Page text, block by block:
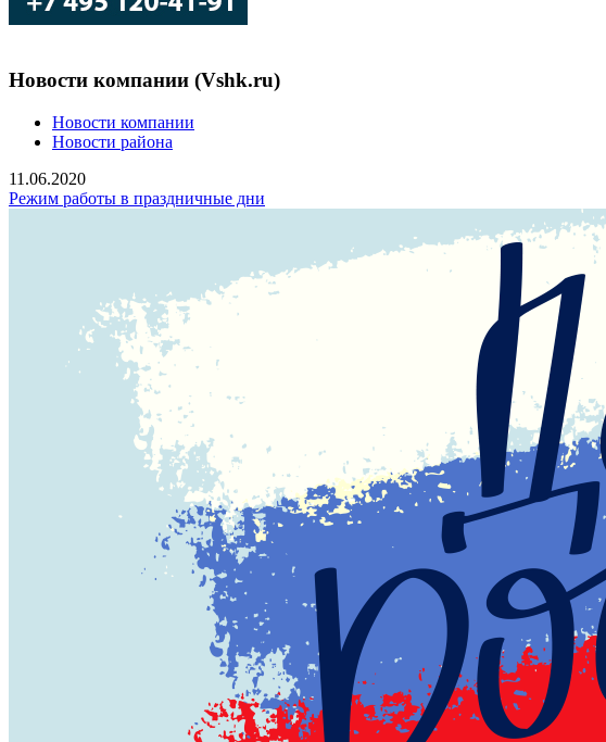
Новости компании (Vshk.ru)
Новости компании
Новости района
11.06.2020
Режим работы в праздничные дни